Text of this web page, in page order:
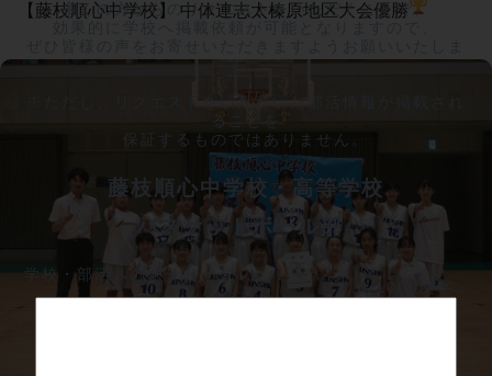
多くの方からのリクエストをいただくことで、
す。
※ただし、リクエストをいただいた部活情報が掲載され
ることを
保証するものではありません。
藤枝順心中学校・高等学校
バスケットボール部
学校・部活へのメッセージ
0/1000文字
【藤枝順心中学校】 中体連志太榛原地区大会優勝